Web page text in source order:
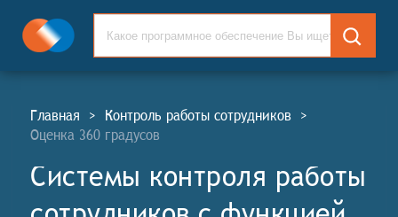
Главная > Контроль работы сотрудников >
Оценка 360 градусов
Системы контроля работы